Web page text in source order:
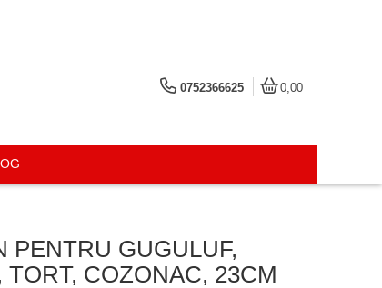
0752366625 0,00
PENTRU GUGULUF,
TORT, COZONAC, 23CM